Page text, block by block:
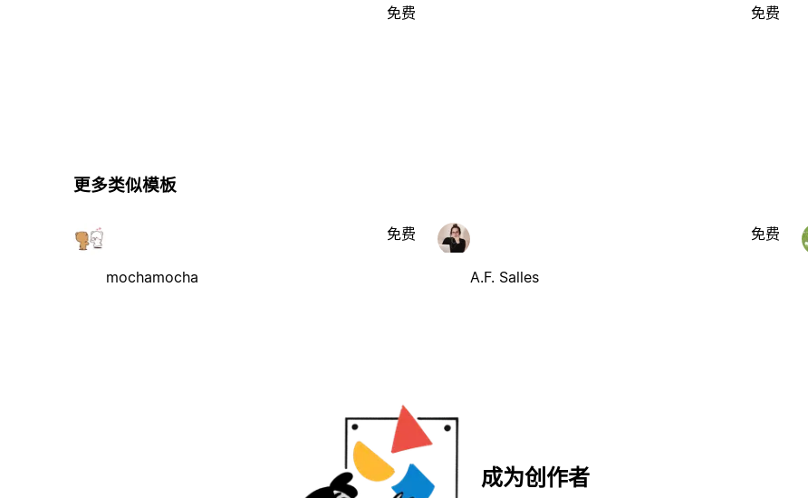
免费 免费
更多类似模板
mochamocha
免费
A.F. Salles
免费
成为创作者